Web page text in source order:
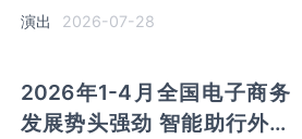
演出行业提质升级 产业联动
优势凸显
演出 2026-07-28
2026年1-4月全国电子商务
发展势头强劲 智能助行外骨